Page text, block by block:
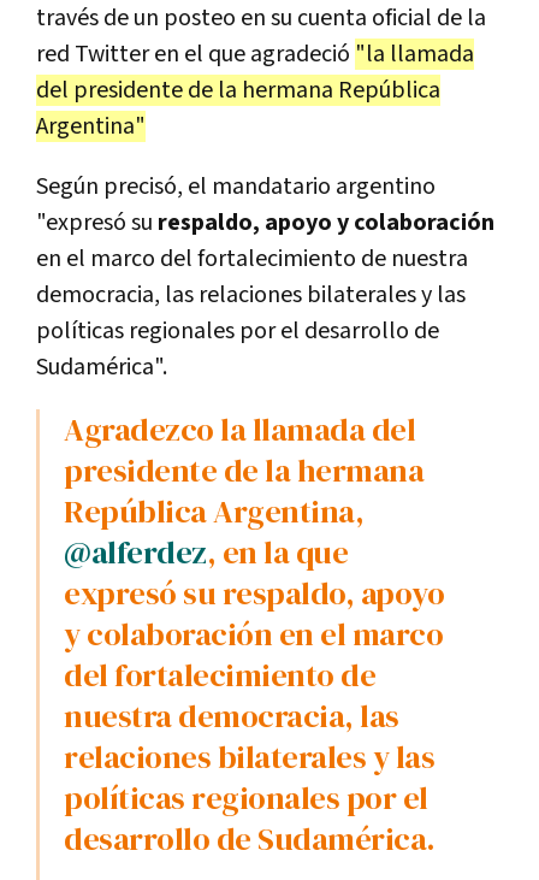
través de un posteo en su cuenta oficial de la
red Twitter en el que agradeció "la llamada
del presidente de la hermana República
Argentina"
Según precisó, el mandatario argentino
"expresó su respaldo, apoyo y colaboración
en el marco del fortalecimiento de nuestra
democracia, las relaciones bilaterales y las
políticas regionales por el desarrollo de
Sudamérica".
Agradezco la llamada del
presidente de la hermana
República Argentina,
@alferdez, en la que
expresó su respaldo, apoyo
y colaboración en el marco
del fortalecimiento de
nuestra democracia, las
relaciones bilaterales y las
políticas regionales por el
desarrollo de Sudamérica.